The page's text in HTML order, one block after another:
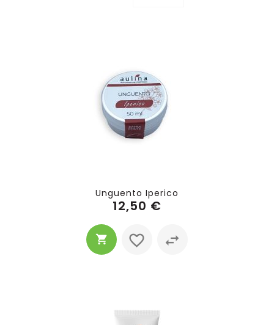
Unguento Iperico
12,50 €